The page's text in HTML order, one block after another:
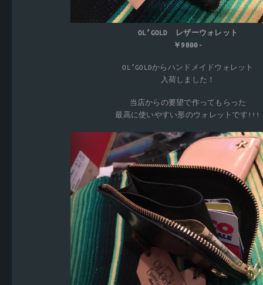
OL’GOLD レザーウォレット
￥9800-
OL’GOLDからハンドメイドウォレット
入荷しました！
当店からの要望で作ってもらった
最高に使いやすい形のウォレットです!!!